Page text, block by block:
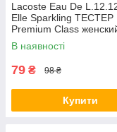
Lacoste Eau De
Elle Sparkling ТЕСТЕР
Premium Class
В наявності
79 ₴ 98 ₴
Купити